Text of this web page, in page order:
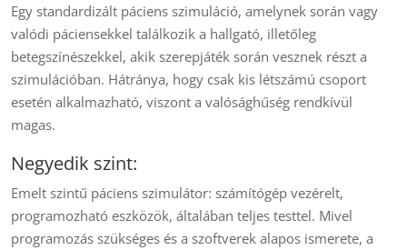
Egy standardizált páciens szimuláció, amelynek során vagy
valódi páciensekkel találkozik a hallgató, illetőleg
betegszínészekkel, akik szerepjáték során vesznek részt a
szimulációban. Hátránya, hogy csak kis létszámú csoport
esetén alkalmazható, viszont a valósághűség rendkívül
magas.
Negyedik szint:
Emelt szintű páciens szimulátor: számítógép vezérelt,
programozható eszközök, általában teljes testtel. Mivel
programozás szükséges és a szoftverek alapos ismerete, a